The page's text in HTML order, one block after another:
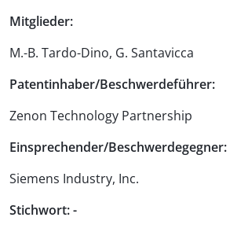
Mitglieder:
M.-B. Tardo-Dino, G. Santavicca
Patentinhaber/Beschwerdeführer:
Zenon Technology Partnership
Einsprechender/Beschwerdegegner:
Siemens Industry, Inc.
Stichwort: -